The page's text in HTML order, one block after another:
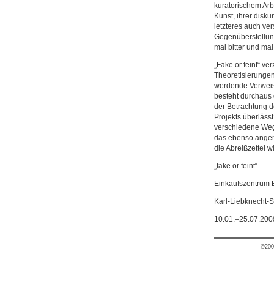
kuratorischem
Kunst, ihrer
letzteres auch
mal bitter und
„Fake or feint“
werdende
besteht
der Betrachtung
Projekts
verschiedene
das ebenso
die Abreißzettel
„fake or feint“
Einkaufszentrum
Karl-Liebknecht-